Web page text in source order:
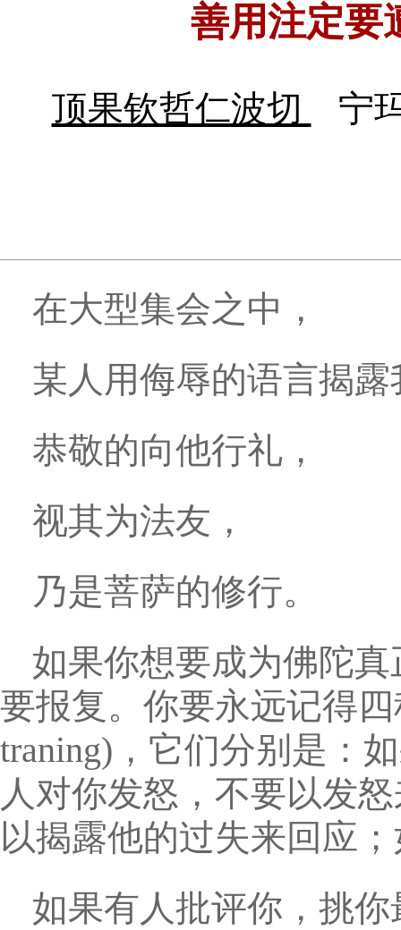
善用注定
顶果钦哲仁波切 宁
在大型集会之中，
某人用侮辱的语言揭
恭敬的向他行礼，
视其为法友，
乃是菩萨的修行。
如果你想要成为佛陀
要报复。你要永远记得四
traning)，它们分别是：
人对你发怒，不要以发
以揭露他的过失来回应
如果有人批评你，挑